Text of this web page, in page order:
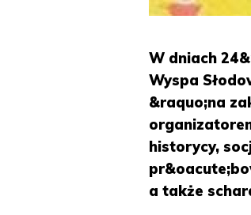
W dniach
Wyspa
&raquo;na
historycy,
a także